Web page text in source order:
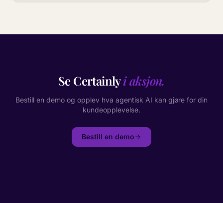
Se Certainlyi aksjon.
Bestill en demo og opplev hva agentisk AI kan gjøre for din
kundeopplevelse.
Bestill en demo